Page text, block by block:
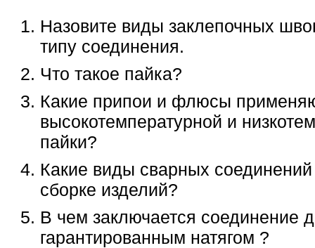
Назовите виды заклепочных
типу соединения.
Что такое пайка?
Какие припои и флюсы
высокотемпературной и
пайки?
Какие виды сварных
сборке изделий?
В чем заключается соединение
гарантированным натягом ?